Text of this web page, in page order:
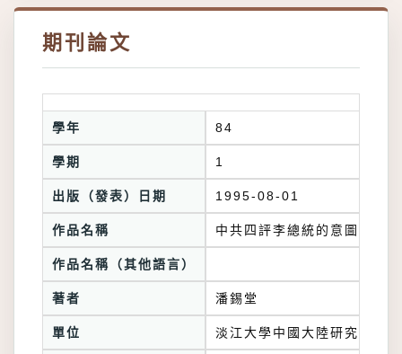
期刊論文
學年 84
學期 1
出版（發表）日期 1995-08-01
作品名稱 中共四評李總統的意圖
作品名稱（其他語言）
著者 潘錫堂
單位 淡江大學中國大陸研究所